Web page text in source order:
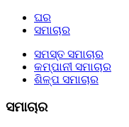
ଘର
ସମାଚାର
ସମସ୍ତ ସମାଚାର
କମ୍ପାନୀ ସମାଚାର
ଶିଳ୍ପ ସମାଚାର
ସମାଚାର